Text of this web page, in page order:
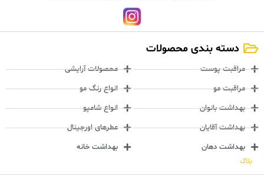
دسته بندی محصولات
مراقبت پوست
مراقبت مو
بهداشت بانوان
بهداشت آقایان
بهداشت دهان
محصولات آرایشی
انواع رنگ مو
انواع شامپو
عطرهای اورجینال
بهداشت خانه
بلاگ